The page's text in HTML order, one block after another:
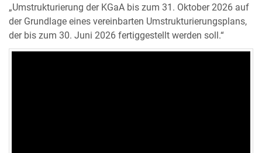
„Umstrukturierung der KGaA bis zum 31. Oktober 2026 auf
der Grundlage eines vereinbarten Umstrukturierungsplans,
der bis zum 30. Juni 2026 fertiggestellt werden soll.“